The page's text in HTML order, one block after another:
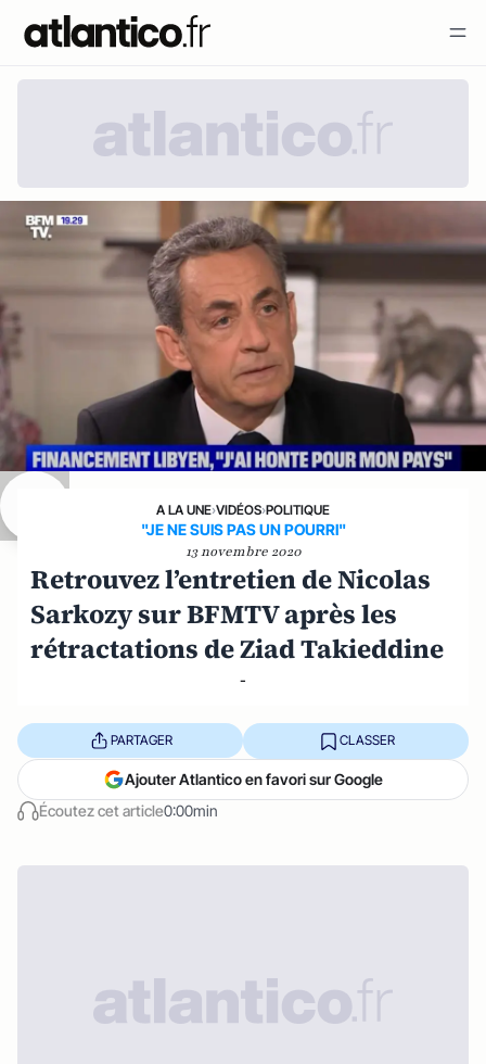
A LA UNE›VIDÉOS›POLITIQUE
"JE NE SUIS PAS UN POURRI"
13 novembre 2020
Retrouvez l’entretien de Nicolas
Sarkozy sur BFMTV après les
rétractations de Ziad Takieddine
-
Écoutez cet article0:00min
PARTAGER CLASSER
Ajouter Atlantico en favori sur Google